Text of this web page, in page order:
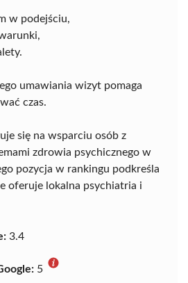
w podejściu,
umawiania wizyt pomaga
czas.
się na wsparciu osób z
zdrowia psychicznego w
pozycja w rankingu podkreśla
oferuje lokalna psychiatria i
3.4
5